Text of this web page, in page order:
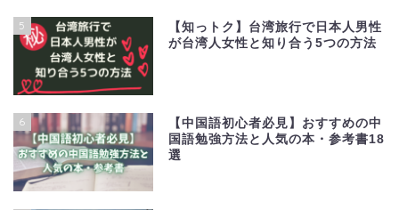
5
【知っトク】台湾旅行で日本人男性
が台湾人女性と知り合う5つの方法
6
【中国語初心者必見】おすすめの中
国語勉強方法と人気の本・参考書18
選